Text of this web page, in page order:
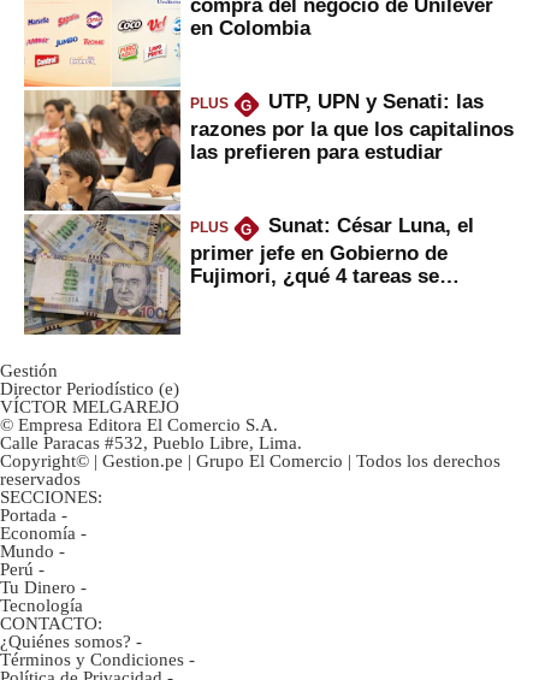
compra del negocio de Unilever
en Colombia
PLUS G
UTP, UPN y Senati: las
razones por la que los capitalinos
las prefieren para estudiar
PLUS G
Sunat: César Luna, el
primer jefe en Gobierno de
Fujimori, ¿qué 4 tareas se
Gestión
Director Periodístico (e)
VÍCTOR MELGAREJO
© Empresa Editora El Comercio S.A.
Calle Paracas #532, Pueblo Libre, Lima.
Copyright© | Gestion.pe | Grupo El Comercio | Todos los derechos
reservados
SECCIONES:
Portada -
Economía -
Mundo -
Perú -
Tu Dinero -
Tecnología
CONTACTO:
¿Quiénes somos? -
Términos y Condiciones -